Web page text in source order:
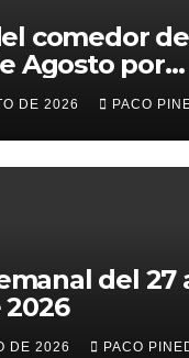
comedor
Agosto por
DE 2026 PACO
del 27
DE 2026 PACO